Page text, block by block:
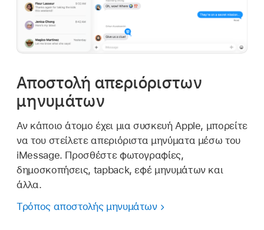
Αποστολή απεριόριστων
μηνυμάτων
Αν κάποιο άτομο έχει μια συσκευή Apple, μπορείτε
να του στείλετε απεριόριστα μηνύματα μέσω του
iMessage. Προσθέστε φωτογραφίες,
δημοσκοπήσεις, tapback, εφέ μηνυμάτων και
άλλα.
Τρόπος αποστολής μηνυμάτων